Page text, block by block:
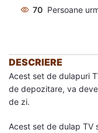
70 Persoane
DESCRIERE
Acest set de dulapuri
de depozitare, va
de zi.
Acest set de dulap TV